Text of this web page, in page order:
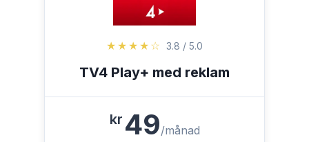
★★★★☆ 3.8 / 5.0
TV4 Play+ med reklam
kr 49/månad